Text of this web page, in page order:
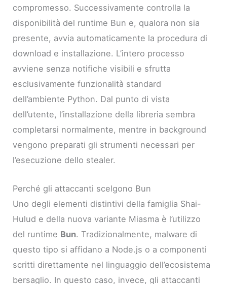
compromesso. Successivamente controlla la
disponibilità del runtime Bun e, qualora non sia
presente, avvia automaticamente la procedura di
download e installazione. L’intero processo
avviene senza notifiche visibili e sfrutta
esclusivamente funzionalità standard
dell’ambiente Python. Dal punto di vista
dell’utente, l’installazione della libreria sembra
completarsi normalmente, mentre in background
vengono preparati gli strumenti necessari per
l’esecuzione dello stealer.
Perché gli attaccanti scelgono Bun
Uno degli elementi distintivi della famiglia Shai-
Hulud e della nuova variante Miasma è l’utilizzo
del runtime Bun. Tradizionalmente, malware di
questo tipo si affidano a Node.js o a componenti
scritti direttamente nel linguaggio dell’ecosistema
bersaglio. In questo caso, invece, gli attaccanti